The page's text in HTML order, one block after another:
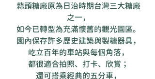
蒜頭糖廠原為日治時期台灣三大糖廠
之一，
如今已轉型為充滿懷舊的觀光園區。
園內保存許多歷史建築與製糖器具，
屹立百年的車站與每個角落，
都很適合拍照、打卡、欣賞；
還可搭乘經典的五分車，